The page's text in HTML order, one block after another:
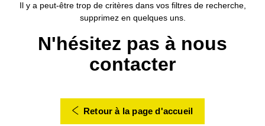
Il y a peut-être trop de critères dans vos filtres de recherche,
supprimez en quelques uns.
N'hésitez pas à nous
contacter
Retour à la page d'accueil